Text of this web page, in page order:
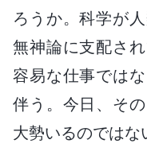
ろうか。科学が
無神論に支配さ
容易な仕事では
伴う。今日、そ
大勢いるのではな